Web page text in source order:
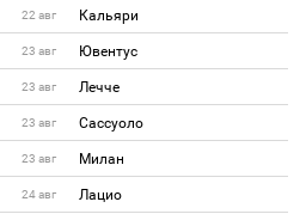
22 авг Кальяри
23 авг Ювентус
23 авг Лечче
23 авг Сассуоло
23 авг Милан
24 авг Лацио